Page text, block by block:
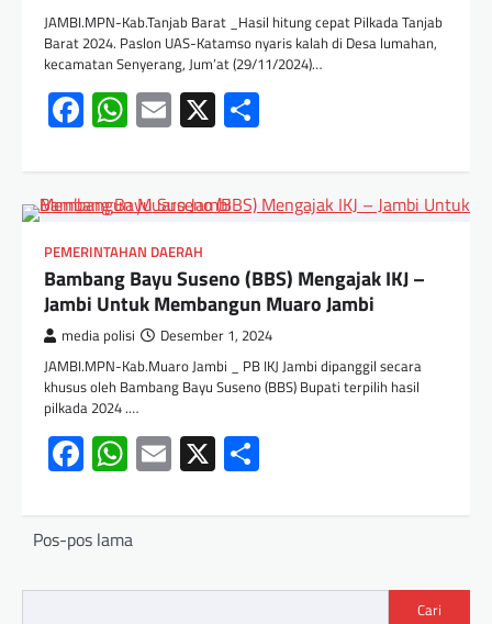
JAMBI.MPN-Kab.Tanjab Barat _Hasil hitung cepat Pilkada Tanjab
Barat 2024. Paslon UAS-Katamso nyaris kalah di Desa lumahan,
kecamatan Senyerang, Jum’at (29/11/2024)…
Facebook
WhatsApp
Email
X
PEMERINTAHAN DAERAH
Bambang Bayu Suseno (BBS) Mengajak IKJ –
Jambi Untuk Membangun Muaro Jambi
media polisi Desember 1, 2024
JAMBI.MPN-Kab.Muaro Jambi _ PB IKJ Jambi dipanggil secara
khusus oleh Bambang Bayu Suseno (BBS) Bupati terpilih hasil
pilkada 2024 .…
Facebook
WhatsApp
Email
X
Pos-pos lama
Cari